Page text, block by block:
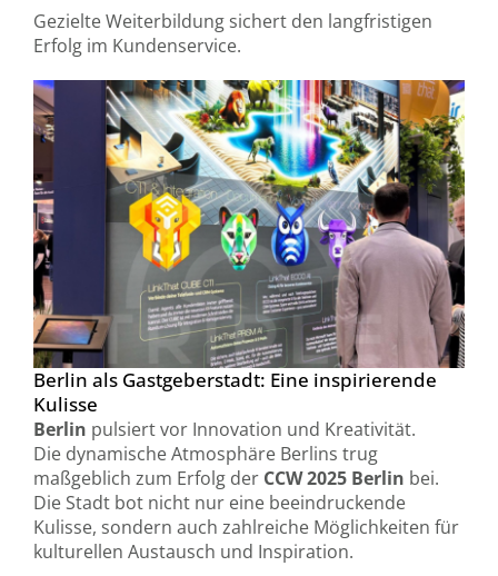
Gezielte Weiterbildung sichert den langfristigen
Erfolg im Kundenservice.
Berlin als Gastgeberstadt: Eine inspirierende
Kulisse
Berlin pulsiert vor Innovation und Kreativität.
Die dynamische Atmosphäre Berlins trug
maßgeblich zum Erfolg der CCW 2025 Berlin bei.
Die Stadt bot nicht nur eine beeindruckende
Kulisse, sondern auch zahlreiche Möglichkeiten für
kulturellen Austausch und Inspiration.